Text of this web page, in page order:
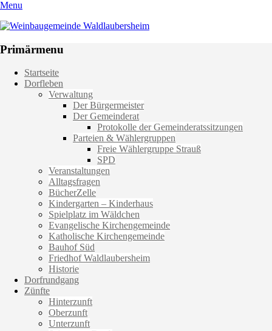
Menu
Weinbaugemeinde Waldlaubersheim
Primärmenu
Weiter
zum
Startseite
Dorfleben
Verwaltung
Der Bürgermeister
Der Gemeinderat
Protokolle der Gemeinderatssitzungen
Parteien & Wählergruppen
Freie Wählergruppe Strauß
SPD
Veranstaltungen
Alltagsfragen
BücherZelle
Kindergarten – Kinderhaus
Spielplatz im Wäldchen
Evangelische Kirchengemeinde
Katholische Kirchengemeinde
Bauhof Süd
Friedhof Waldlaubersheim
Historie
Dorfrundgang
Zünfte
Hinterzunft
Oberzunft
Unterzunft